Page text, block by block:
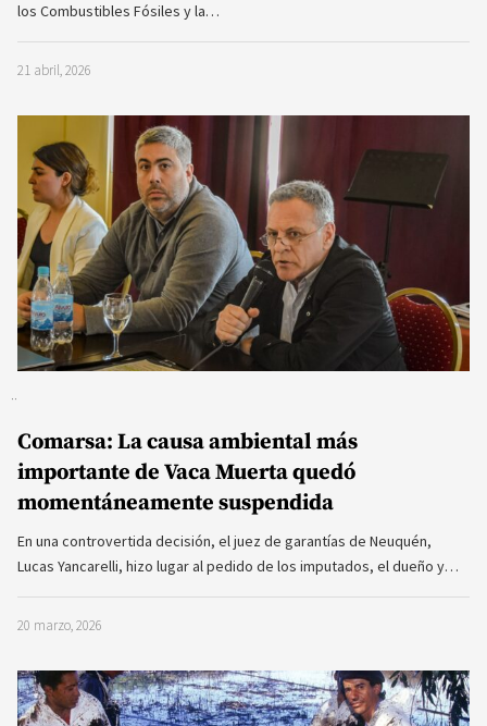
los Combustibles Fósiles y la…
21 abril, 2026
Comarsa: La causa ambiental más
importante de Vaca Muerta quedó
momentáneamente suspendida
En una controvertida decisión, el juez de garantías de Neuquén,
Lucas Yancarelli, hizo lugar al pedido de los imputados, el dueño y…
20 marzo, 2026